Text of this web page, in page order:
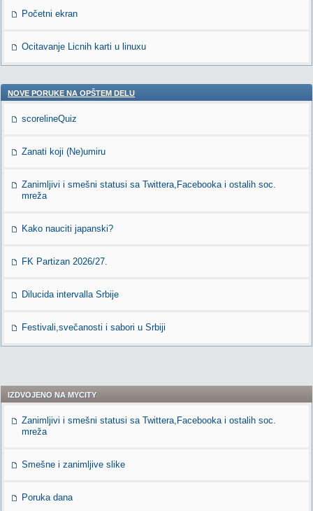
Početni ekran
Ocitavanje Licnih karti u linuxu
NOVE PORUKE NA OPŠTEM DELU
scorelineQuiz
Zanati koji (Ne)umiru
Zanimljivi i smešni statusi sa Twittera,Facebooka i ostalih soc.
mreža
Kako nauciti japanski?
FK Partizan 2026/27.
Dilucida intervalla Srbije
Festivali,svečanosti i sabori u Srbiji
IZDVOJENO NA MYCITY
Zanimljivi i smešni statusi sa Twittera,Facebooka i ostalih soc.
mreža
Smešne i zanimljive slike
Poruka dana